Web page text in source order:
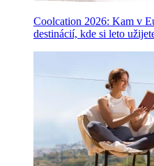
Coolcation 2026: Kam v
destinácií, kde si leto